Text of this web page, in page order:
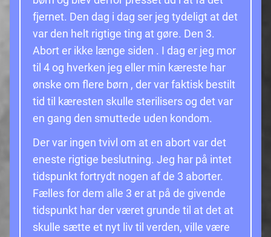
fjernet. Den dag i dag ser jeg tydeligt at det
var den helt rigtige ting at gøre. Den 3.
Abort er ikke længe siden . I dag er jeg mor
til 4 og hverken jeg eller min kæreste har
ønske om flere børn , der var faktisk bestilt
tid til kæresten skulle sterilisers og det var
en gang den smuttede uden kondom.
Der var ingen tvivl om at en abort var det
eneste rigtige beslutning. Jeg har på intet
tidspunkt fortrydt nogen af de 3 aborter.
Fælles for dem alle 3 er at på de givende
tidspunkt har der været grunde til at det at
skulle sætte et nyt liv til verden, ville være